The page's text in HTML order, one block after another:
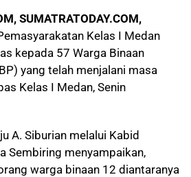
SUMATRATODAY.COM,
Kelas I Medan
kepada 57 Warga Binaan
yang telah menjalani masa
Kelas I Medan, Senin
A. Siburian melalui Kabid
Sembiring menyampaikan,
warga binaan 12 diantaranya